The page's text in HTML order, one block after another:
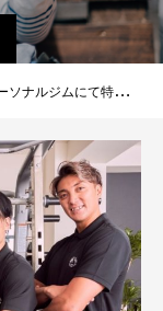
にて特集されました！